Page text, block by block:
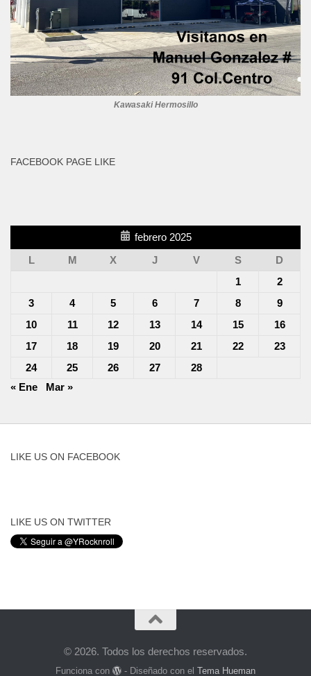
Kawasaki Hermosillo
FACEBOOK PAGE LIKE
febrero 2025
L
M X J V S
D
1
2
3
4 5 6 7 8
9
10
11 12 13 14 15
16
17
18 19 20 21 22
23
24
25 26 27
28
« Ene
Mar »
LIKE US ON FACEBOOK
LIKE US ON TWITTER
© 2026. Todos los derechos reservados.
Funciona con - Diseñado con elTema Hueman